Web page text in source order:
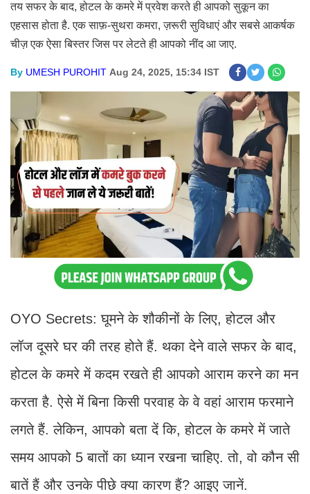
तय सफर के बाद, होटल के कमरे में प्रवेश करते ही आपको सुकून का
एहसास होता है. एक साफ़-सुथरा कमरा, ज़रूरी सुविधाएं और सबसे आकर्षक
चीज़ एक ऐसा बिस्तर जिस पर लेटते ही आपको नींद आ जाए.
By UMESH PUROHIT Aug 24, 2025, 15:34 IST
OYO Secrets: घूमने के शौकीनों के लिए, होटल और
लॉज दूसरे घर की तरह होते हैं. थका देने वाले सफर के बाद,
होटल के कमरे में कदम रखते ही आपको आराम करने का मन
करता है. ऐसे में बिना किसी परवाह के वे वहां आराम फरमाने
लगते हैं. लेकिन, आपको बता दें कि, होटल के कमरे में जाते
समय आपको 5 बातों का ध्यान रखना चाहिए. तो, वो कौन सी
बातें हैं और उनके पीछे क्या कारण हैं? आइए जानें.